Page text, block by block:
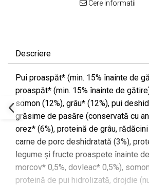
Cere informatii
Descriere
Pui proaspăt* (min. 15% înainte de
proaspăt* (min. 15% înainte de
somon (12%), grâu* (12%), pui
grăsime de pasăre (conservată cu
orez* (6%), proteină de grâu,
carne de porc deshidratată (3%),
legume și fructe proaspete înainte
morcov* 0,5%, dovleac* 0,5%),
proteină de pui hidrolizată, drojdie